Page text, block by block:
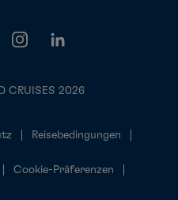
CRUISES 2026
Reisebedingungen
Cookie-Präferenzen